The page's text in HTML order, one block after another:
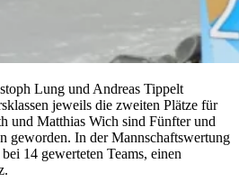
Lung und Andreas Tippelt
jeweils die zweiten Plätze für
und Matthias Wich sind Fünfter und
geworden. In der Mannschaftswertung
14 gewerteten Teams, einen